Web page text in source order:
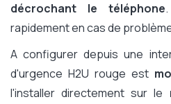
décrochant le téléphone
rapidement en cas de
A configurer depuis une
d'urgence H2U rouge est
l'installer directement sur le